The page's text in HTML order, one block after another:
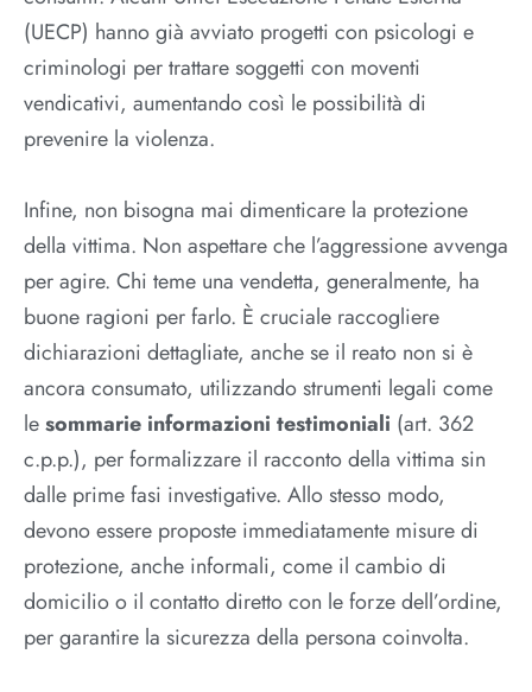
(UECP) hanno già avviato progetti con psicologi e
criminologi per trattare soggetti con moventi
vendicativi, aumentando così le possibilità di
prevenire la violenza.
Infine, non bisogna mai dimenticare la protezione
della vittima. Non aspettare che l’aggressione avvenga
per agire. Chi teme una vendetta, generalmente, ha
buone ragioni per farlo. È cruciale raccogliere
dichiarazioni dettagliate, anche se il reato non si è
ancora consumato, utilizzando strumenti legali come
lesommarie informazioni testimoniali (art. 362
c.p.p.), per formalizzare il racconto della vittima sin
dalle prime fasi investigative. Allo stesso modo,
devono essere proposte immediatamente misure di
protezione, anche informali, come il cambio di
domicilio o il contatto diretto con le forze dell’ordine,
per garantire la sicurezza della persona coinvolta.